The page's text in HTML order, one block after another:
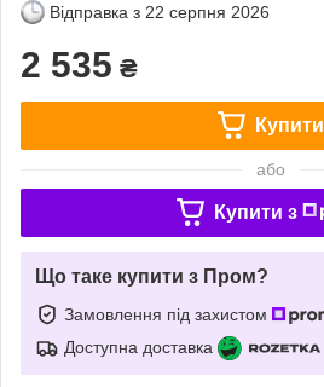
Відправка з 22 серпня 2026
2 535 ₴
Купити
або
Купити з
Що таке купити з Пром?
Замовлення під захистом
Доступна доставка